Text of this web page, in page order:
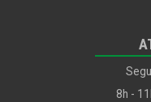
8h -